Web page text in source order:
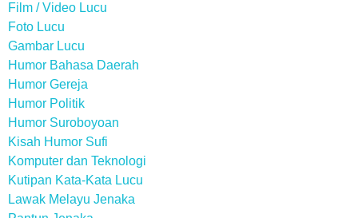
Film / Video Lucu
Foto Lucu
Gambar Lucu
Humor Bahasa Daerah
Humor Gereja
Humor Politik
Humor Suroboyoan
Kisah Humor Sufi
Komputer dan Teknologi
Kutipan Kata-Kata Lucu
Lawak Melayu Jenaka